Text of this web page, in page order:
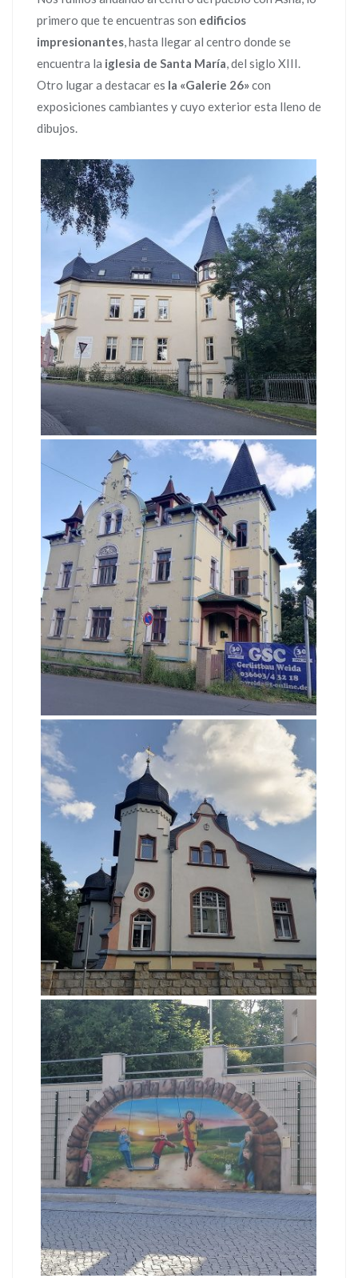
primero que te encuentras son edificios
impresionantes, hasta llegar al centro donde se
encuentra la iglesia de Santa María, del siglo XIII.
Otro lugar a destacar es la «Galerie 26»con
exposiciones cambiantes y cuyo exterior esta lleno de
dibujos.